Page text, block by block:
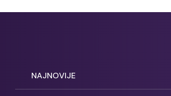
NAJNOVIJE